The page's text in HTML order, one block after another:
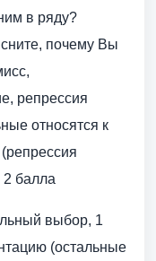
в ряду?
почему Вы
репрессия
относятся к
2 балла
выбор, 1
(остальные